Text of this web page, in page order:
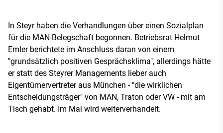
In Steyr haben die Verhandlungen über einen Sozialplan
für die MAN-Belegschaft begonnen. Betriebsrat Helmut
Emler berichtete im Anschluss daran von einem
"grundsätzlich positiven Gesprächsklima", allerdings hätte
er statt des Steyrer Managements lieber auch
Eigentümervertreter aus München - "die wirklichen
Entscheidungsträger" von MAN, Traton oder VW - mit am
Tisch gehabt. Im Mai wird weiterverhandelt.